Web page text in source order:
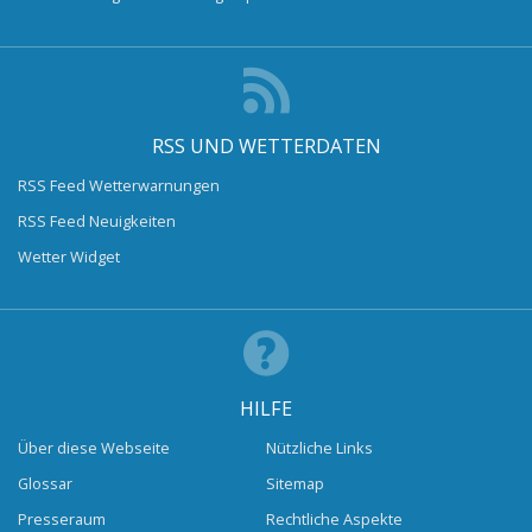
RSS UND WETTERDATEN
RSS Feed Wetterwarnungen
RSS Feed Neuigkeiten
Wetter Widget
HILFE
Über diese Webseite
Glossar
Presseraum
Nützliche Links
Sitemap
Rechtliche Aspekte